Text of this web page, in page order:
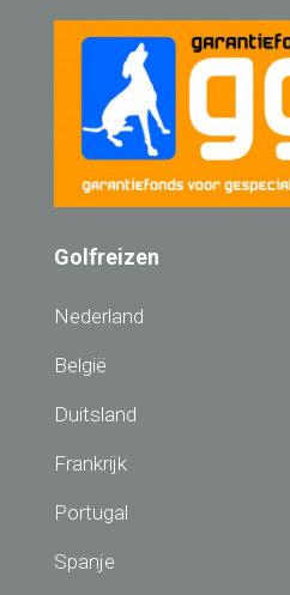
Golfreizen
Nederland
België
Duitsland
Frankrijk
Portugal
Spanje